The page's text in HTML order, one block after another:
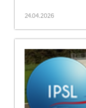
24.04.2026